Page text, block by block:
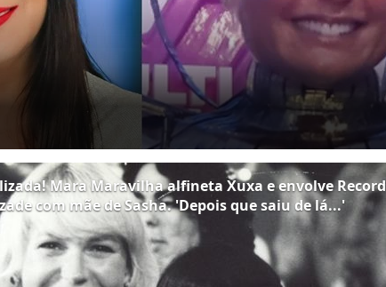
Mara Maravilha alfineta Xuxa e envolve Record
com mãe de Sasha. 'Depois que saiu de lá...'